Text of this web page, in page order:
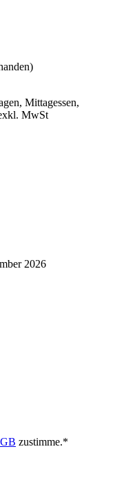
Mittagessen,
MwSt
2026
zustimme.*